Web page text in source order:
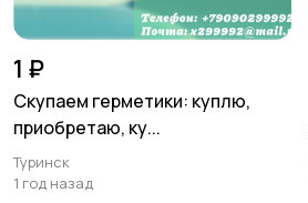
1 ₽
Скупаем герметики: куплю,
приобретаю, ку...
Туринск
1 год назад